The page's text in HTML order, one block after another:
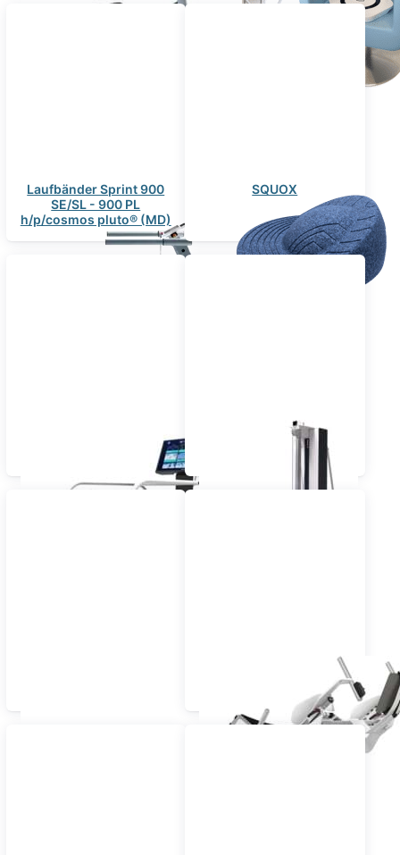
Laufbänder Sprint 900
SE/SL - 900 PL
h/p/cosmos pluto® (MD)
SQUOX
plius® Zugapparate MD